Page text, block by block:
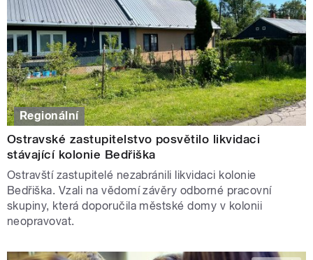
Regionální
Ostravské zastupitelstvo posvětilo likvidaci
stávající kolonie Bedřiška
Ostravští zastupitelé nezabránili likvidaci kolonie
Bedřiška. Vzali na vědomí závěry odborné pracovní
skupiny, která doporučila městské domy v kolonii
neopravovat.